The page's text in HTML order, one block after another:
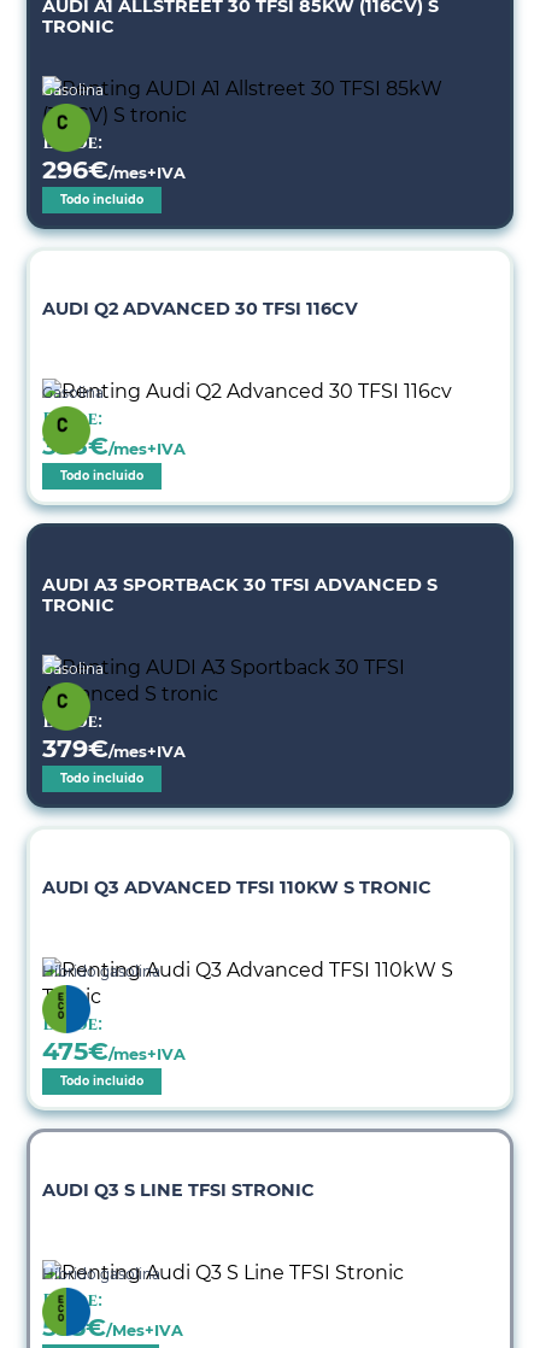
AUDI A1 ALLSTREET 30 TFSI 85KW (116CV) S
TRONIC
Gasolina
Desde:
296€/mes+IVA
Todo incluido
AUDI Q2 ADVANCED 30 TFSI 116CV
Gasolina
Desde:
338€/mes+IVA
Todo incluido
AUDI A3 SPORTBACK 30 TFSI ADVANCED S
TRONIC
Gasolina
Desde:
379€/mes+IVA
Todo incluido
AUDI Q3 ADVANCED TFSI 110KW S TRONIC
Híbrido gasolina
Desde:
475€/mes+IVA
Todo incluido
AUDI Q3 S LINE TFSI STRONIC
Híbrido gasolina
Desde:
535€/Mes+IVA